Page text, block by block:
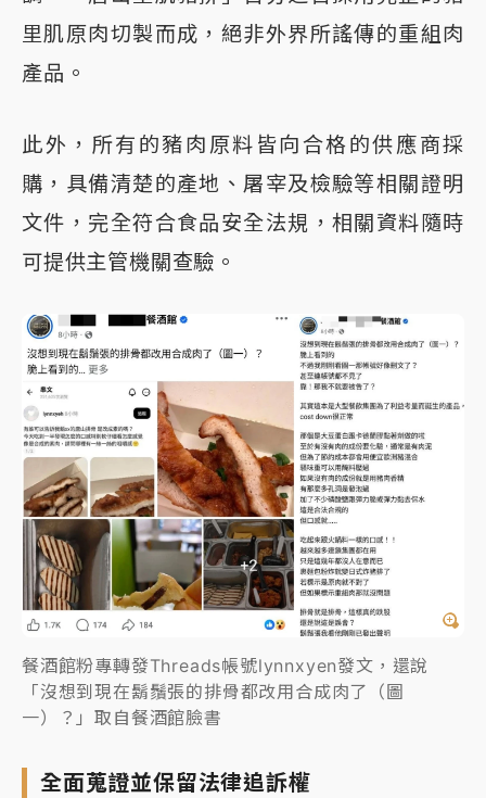
里肌原肉切製而成，絕非外界所謠傳的重組肉
產品。
此外，所有的豬肉原料皆向合格的供應商採
購，具備清楚的產地、屠宰及檢驗等相關證明
文件，完全符合食品安全法規，相關資料隨時
可提供主管機關查驗。
餐酒館粉專轉發Threads帳號lynnxyen發文，還說
「沒想到現在鬍鬚張的排骨都改用合成肉了（圖
一）？」取自餐酒館臉書
全面蒐證並保留法律追訴權